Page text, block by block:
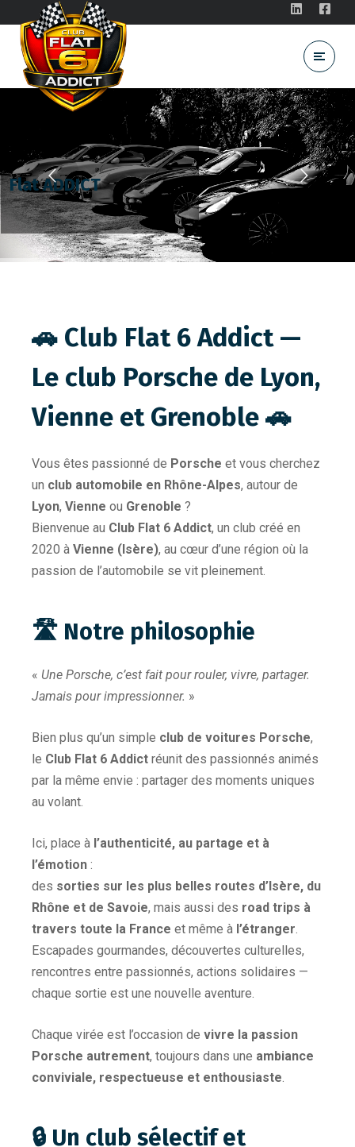
Flat ADDICT
🚗 Club Flat 6 Addict —
Le club Porsche de Lyon,
Vienne et Grenoble 🚗
Vous êtes passionné de Porsche et vous cherchez
un club automobile en Rhône-Alpes, autour de
Lyon, Vienne ou Grenoble ?
Bienvenue au Club Flat 6 Addict, un club créé en
2020 à Vienne (Isère), au cœur d’une région où la
passion de l’automobile se vit pleinement.
🛣 Notre philosophie
« Une Porsche, c’est fait pour rouler, vivre, partager.
Jamais pour impressionner. »
Bien plus qu’un simple club de voitures Porsche,
le Club Flat 6 Addict réunit des passionnés animés
par la même envie : partager des moments uniques
au volant.
Ici, place à l’authenticité, au partage et à
l’émotion :
des sorties sur les plus belles routes d’Isère, du
Rhône et de Savoie, mais aussi des road trips à
travers toute la France et même à l’étranger
Escapades gourmandes, découvertes culturelles,
rencontres entre passionnés, actions solidaires —
chaque sortie est une nouvelle aventure.
Chaque virée est l’occasion de vivre la passion
Porsche autrement, toujours dans une ambiance
conviviale, respectueuse et enthousiaste
🔒 Un club sélectif et